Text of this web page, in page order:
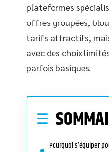
plateformes
offres groupées,
tarifs attractifs,
avec des choix
parfois basiques.
Pourquoi s’équiper